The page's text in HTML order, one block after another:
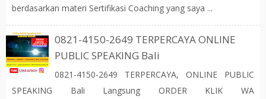
berdasarkan materi Sertifikasi Coaching yang saya ...
0821-4150-2649 TERPERCAYA ONLINE
PUBLIC SPEAKING Bali
0821-4150-2649 TERPERCAYA, ONLINE PUBLIC
SPEAKING Bali Langsung ORDER KLIK WA